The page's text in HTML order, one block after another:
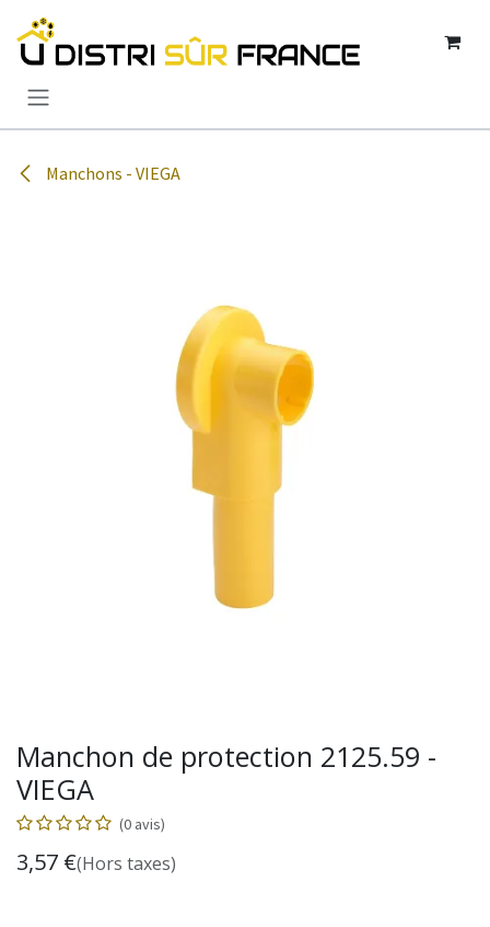
Manchons - VIEGA
Manchon de protection 2125.59 -
VIEGA
(0 avis)
3,57 €(Hors taxes)